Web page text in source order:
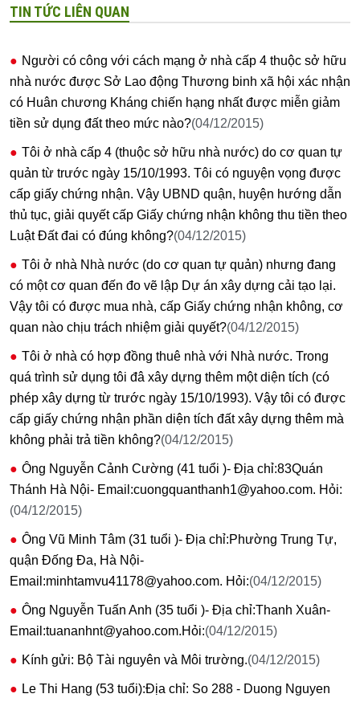
TIN TỨC LIÊN QUAN
Người có công với cách mạng ở nhà cấp 4 thuộc sở hữu
nhà nước được Sở Lao động Thương binh xã hội xác nhận
có Huân chương Kháng chiến hạng nhất được miễn giảm
tiền sử dụng đất theo mức nào?(04/12/2015)
Tôi ở nhà cấp 4 (thuộc sở hữu nhà nước) do cơ quan tự
quản từ trước ngày 15/10/1993. Tôi có nguyện vọng được
cấp giấy chứng nhận. Vậy UBND quận, huyện hướng dẫn
thủ tục, giải quyết cấp Giấy chứng nhận không thu tiền theo
Luật Đất đai có đúng không?(04/12/2015)
Tôi ở nhà Nhà nước (do cơ quan tự quản) nhưng đang
có một cơ quan đến đo vẽ lập Dự án xây dựng cải tạo lại.
Vậy tôi có được mua nhà, cấp Giấy chứng nhận không, cơ
quan nào chịu trách nhiệm giải quyết?(04/12/2015)
Tôi ở nhà có hợp đồng thuê nhà với Nhà nước. Trong
quá trình sử dụng tôi đâ xây dựng thêm một diện tích (có
phép xây dựng từ trước ngày 15/10/1993). Vậy tôi có được
cấp giấy chứng nhận phần diện tích đất xây dựng thêm mà
không phải trả tiền không?(04/12/2015)
Ông Nguyễn Cảnh Cường (41 tuổi )- Địa chỉ:83Quán
Thánh Hà Nội- Email:cuongquanthanh1@yahoo.com. Hỏi:
(04/12/2015)
Ông Vũ Minh Tâm (31 tuổi )- Địa chỉ:Phường Trung Tự,
quận Đống Đa, Hà Nội-
Email:minhtamvu41178@yahoo.com. Hỏi:(04/12/2015)
Ông Nguyễn Tuấn Anh (35 tuổi )- Địa chỉ:Thanh Xuân-
Email:tuananhnt@yahoo.com.Hỏi:(04/12/2015)
Kính gửi: Bộ Tài nguyên và Môi trường.(04/12/2015)
Le Thi Hang (53 tuổi):Địa chỉ: So 288 - Duong Nguyen